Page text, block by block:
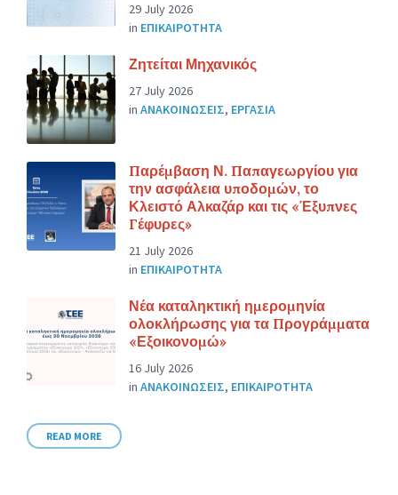
29 July 2026
in ΕΠΙΚΑΙΡΟΤΗΤΑ
Ζητείται Μηχανικός
27 July 2026
in ΑΝΑΚΟΙΝΩΣΕΙΣ, ΕΡΓΑΣΙΑ
Παρέμβαση Ν. Παπαγεωργίου για
την ασφάλεια υποδομών, το
Κλειστό Αλκαζάρ και τις «Έξυπνες
Γέφυρες»
21 July 2026
in ΕΠΙΚΑΙΡΟΤΗΤΑ
Νέα καταληκτική ημερομηνία
ολοκλήρωσης για τα Προγράμματα
«Εξοικονομώ»
16 July 2026
in ΑΝΑΚΟΙΝΩΣΕΙΣ, ΕΠΙΚΑΙΡΟΤΗΤΑ
READ MORE